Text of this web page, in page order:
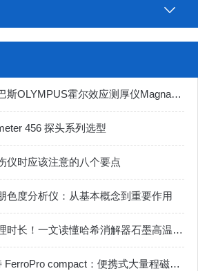
如何提高奥林巴斯OLYMPUS霍尔效应测厚仪Magna-Mike8600测量准确度
456 探头系列选型
仪时应该注意的八个要点
色度分析仪：从基本概念到重要作用
大幅缩短前处理时长！一文读懂哈希消解器石墨高温消解原理
德国List李斯特 FerroPro compact：便携式大量程磁导率仪精准测量高效检测